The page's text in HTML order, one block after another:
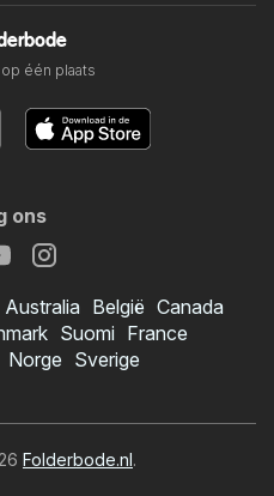
één plaats
ons
Australia België Canada
Suomi France
Norge Sverige
Folderbode.nl.